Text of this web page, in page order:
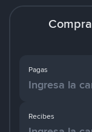
Compra
Pagas
Recibes